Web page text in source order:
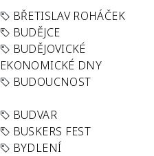
BŘETISLAV ROHÁČEK
BUDĚJCE
BUDĚJOVICKÉ
EKONOMICKÉ DNY
BUDOUCNOST
BUDVAR
BUSKERS FEST
BYDLENÍ